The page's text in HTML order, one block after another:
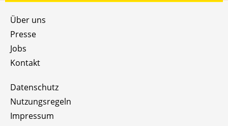
Über uns
Presse
Jobs
Kontakt
Datenschutz
Nutzungsregeln
Impressum